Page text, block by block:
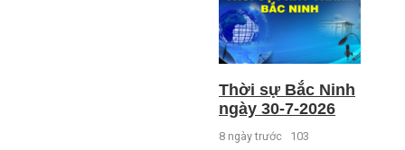
Thời sự Bắc Ninh
ngày 30-7-2026
8 ngày trước 103